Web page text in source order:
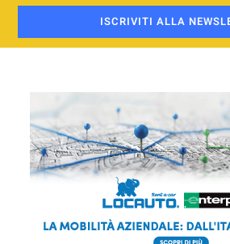
ISCRIVITI ALLA